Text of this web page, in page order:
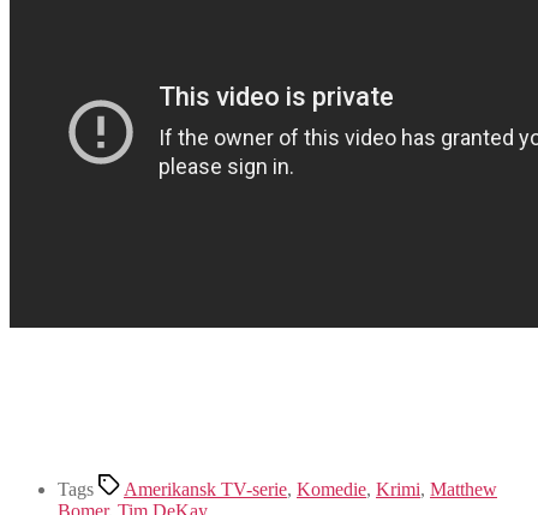
Tags Amerikansk TV-serie, Komedie, Krimi, Matthew